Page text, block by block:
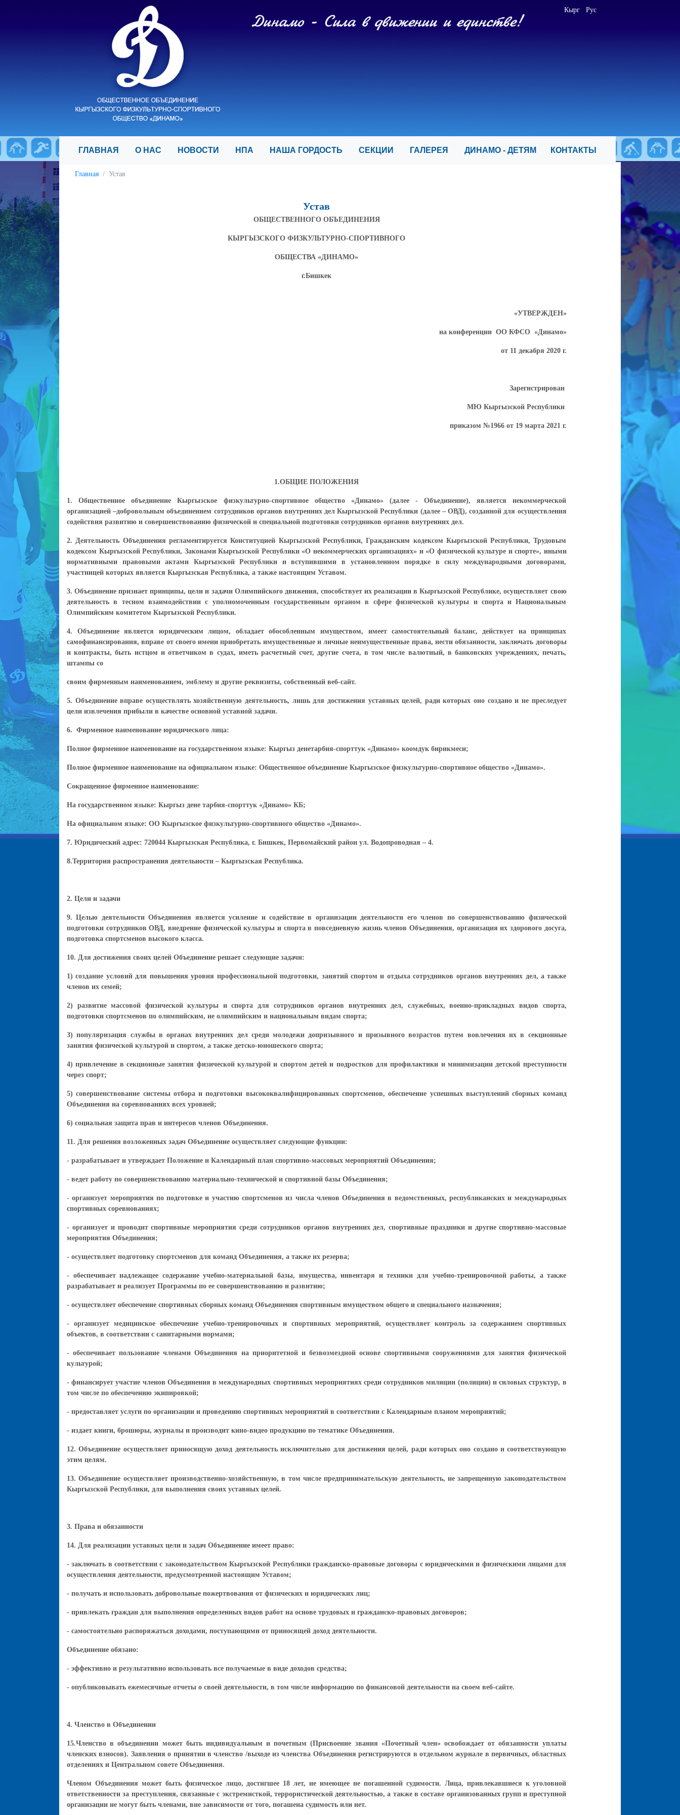
Кырг Рус
ГЛАВНАЯ О НАС НОВОСТИ НПА НАША ГОРДОСТЬ СЕКЦИИ ГАЛЕРЕЯ ДИНАМО - ДЕТЯМ КОНТАКТЫ
Главная Устав
Устав
ОБЩЕСТВЕННОГО ОБЪЕДИНЕНИЯ
КЫРГЫЗСКОГО ФИЗКУЛЬТУРНО-СПОРТИВНОГО
ОБЩЕСТВА «ДИНАМО»
г.Бишкек
«УТВЕРЖДЕН»
на конференции ОО КФСО «Динамо»
от 11 декабря 2020 г.
Зарегистрирован
МЮ Кыргызской Республики
приказом №1966 от 19 марта 2021 г.
1.ОБЩИЕ ПОЛОЖЕНИЯ
1. Общественное объединение Кыргызское физкультурно-спортивное общество «Динамо» (далее - Объединение), является некоммерческой
организацией –добровольным объединением сотрудников органов внутренних дел Кыргызской Республики (далее – ОВД), созданной для осуществления
содействия развитию и совершенствованию физической и специальной подготовки сотрудников органов внутренних дел.
2. Деятельность Объединения регламентируется Конституцией Кыргызской Республики, Гражданским кодексом Кыргызской Республики, Трудовым
кодексом Кыргызской Республики, Законами Кыргызской Республики «О некоммерческих организациях» и «О физической культуре и спорте», иными
нормативными правовыми актами Кыргызской Республики и вступившими в установленном порядке в силу международными договорами,
участницей которых является Кыргызская Республика, а также настоящим Уставом.
3. Объединение признает принципы, цели и задачи Олимпийского движения, способствует их реализации в Кыргызской Республике, осуществляет свою
деятельность в тесном взаимодействии с уполномоченным государственным органом в сфере физической культуры и спорта и Национальным
Олимпийским комитетом Кыргызской Республики.
4. Объединение является юридическим лицом, обладает обособленным имуществом, имеет самостоятельный баланс, действует на принципах
самофинансирования, вправе от своего имени приобретать имущественные и личные неимущественные права, нести обязанности, заключать договоры
и контракты, быть истцом и ответчиком в судах, иметь расчетный счет, другие счета, в том числе валютный, в банковских учреждениях, печать,
штампы со
своим фирменным наименованием, эмблему и другие реквизиты, собственный веб-сайт.
5. Объединение вправе осуществлять хозяйственную деятельность, лишь для достижения уставных целей, ради которых оно создано и не преследует
цели извлечения прибыли в качестве основной уставной задачи.
6. Фирменное наименование юридического лица:
Полное фирменное наименование на государственном языке: Кыргыз денетарбия-спорттук «Динамо» коомдук бирикмеси;
Полное фирменное наименование на официальном языке: Общественное объединение Кыргызское физкультурно-спортивное общество «Динамо».
Сокращенное фирменное наименование:
На государственном языке: Кыргыз дене тарбия-спорттук «Динамо» КБ;
На официальном языке: ОО Кыргызское физкультурно-спортивного общество «Динамо».
7. Юридический адрес: 720044 Кыргызская Республика, г. Бишкек, Первомайский район ул. Водопроводная – 4.
8.Территория распространения деятельности – Кыргызская Республика.
2. Цели и задачи
9. Целью деятельности Объединения является усиление и содействие в организации деятельности его членов по совершенствованию физической
подготовки сотрудников ОВД, внедрение физической культуры и спорта в повседневную жизнь членов Объединения, организация их здорового досуга,
подготовка спортсменов высокого класса.
10. Для достижения своих целей Объединение решает следующие задачи:
1) создание условий для повышения уровня профессиональной подготовки, занятий спортом и отдыха сотрудников органов внутренних дел, а также
членов их семей;
2) развитие массовой физической культуры и спорта для сотрудников органов внутренних дел, служебных, военно-прикладных видов спорта,
подготовки спортсменов по олимпийским, не олимпийским и национальным видам спорта;
3) популяризация службы в органах внутренних дел среди молодежи допризывного и призывного возрастов путем вовлечения их в секционные
занятия физической культурой и спортом, а также детско-юношеского спорта;
4) привлечение в секционные занятия физической культурой и спортом детей и подростков для профилактики и минимизации детской преступности
через спорт;
5) совершенствование системы отбора и подготовки высококвалифицированных спортсменов, обеспечение успешных выступлений сборных команд
Объединения на соревнованиях всех уровней;
6) социальная защита прав и интересов членов Объединения.
11. Для решения возложенных задач Объединение осуществляет следующие функции:
- разрабатывает и утверждает Положение и Календарный план спортивно-массовых мероприятий Объединения;
- ведет работу по совершенствованию материально-технической и спортивной базы Объединения;
- организует мероприятия по подготовке и участию спортсменов из числа членов Объединения в ведомственных, республиканских и международных
спортивных соревнованиях;
- организует и проводит спортивные мероприятия среди сотрудников органов внутренних дел, спортивные праздники и другие спортивно-массовые
мероприятия Объединения;
- осуществляет подготовку спортсменов для команд Объединения, а также их резерва;
- обеспечивает надлежащее содержание учебно-материальной базы, имущества, инвентаря и техники для учебно-тренировочной работы, а также
разрабатывает и реализует Программы по ее совершенствованию и развитию;
- осуществляет обеспечение спортивных сборных команд Объединения спортивным имуществом общего и специального назначения;
- организует медицинское обеспечение учебно-тренировочных и спортивных мероприятий, осуществляет контроль за содержанием спортивных
объектов, в соответствии с санитарными нормами;
- обеспечивает пользование членами Объединения на приоритетной и безвозмездной основе спортивными сооружениями для занятия физической
культурой;
- финансирует участие членов Объединения в международных спортивных мероприятиях среди сотрудников милиции (полиции) и силовых структур, в
том числе по обеспечению экипировкой;
- предоставляет услуги по организации и проведению спортивных мероприятий в соответствии с Календарным планом мероприятий;
- издает книги, брошюры, журналы и производит кино-видео продукцию по тематике Объединения.
12. Объединение осуществляет приносящую доход деятельность исключительно для достижения целей, ради которых оно создано и соответствующую
этим целям.
13. Объединение осуществляет производственно-хозяйственную, в том числе предпринимательскую деятельность, не запрещенную законодательством
Кыргызской Республики, для выполнения своих уставных целей.
3. Права и обязанности
14. Для реализации уставных цели и задач Объединение имеет право:
- заключать в соответствии с законодательством Кыргызской Республики гражданско-правовые договоры с юридическими и физическими лицами для
осуществления деятельности, предусмотренной настоящим Уставом;
- получать и использовать добровольные пожертвования от физических и юридических лиц;
- привлекать граждан для выполнения определенных видов работ на основе трудовых и гражданско-правовых договоров;
- самостоятельно распоряжаться доходами, поступающими от приносящей доход деятельности.
Объединение обязано:
- эффективно и результативно использовать все получаемые в виде доходов средства;
- опубликовывать ежемесячные отчеты о своей деятельности, в том числе информацию по финансовой деятельности на своем веб-сайте.
4. Членство в Объединении
15.Членство в объединении может быть индивидуальным и почетным (Присвоение звания «Почетный член» освобождает от обязанности уплаты
членских взносов). Заявления о принятии в членство /выходе из членства Объединения регистрируются в отдельном журнале в первичных, областных
отделениях и Центральном совете Объединения.
Членом Объединения может быть физическое лицо, достигшее 18 лет, не имеющее не погашенной судимости. Лица, привлекавшиеся к уголовной
ответственности за преступления, связанные с экстремисткой, террористической деятельностью, а также в составе организованных групп и преступной
организации не могут быть членами, вне зависимости от того, погашена судимость или нет.